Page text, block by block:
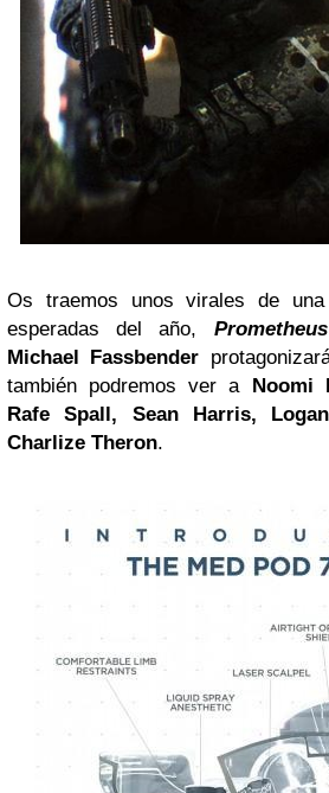
Os traemos unos virales de
esperadas del año, Prometheus
Michael Fassbender
también podremos ver a Noomi
Rafe Spall, Sean Harris,
Charlize Theron.